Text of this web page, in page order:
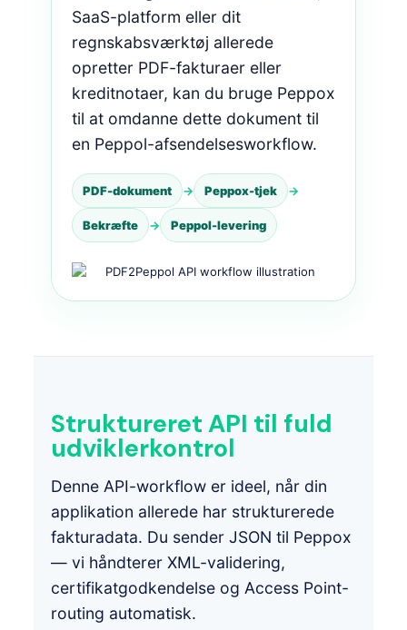
SaaS-platform eller dit
regnskabsværktøj allerede
opretter PDF-fakturaer eller
kreditnotaer, kan du bruge Peppox
til at omdanne dette dokument til
en Peppol-afsendelsesworkflow.
PDF-dokument → Peppox-tjek →
Bekræfte → Peppol-levering
Struktureret API til fuld
udviklerkontrol
Denne API-workflow er ideel, når din
applikation allerede har strukturerede
fakturadata. Du sender JSON til Peppox
— vi håndterer XML-validering,
certifikatgodkendelse og Access Point-
routing automatisk.